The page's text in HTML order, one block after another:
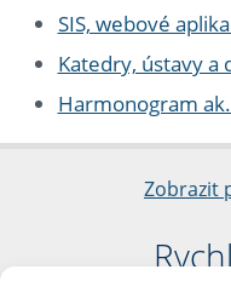
SIS, webové
Katedry, ústavy a
Harmonogram
Zobrazit